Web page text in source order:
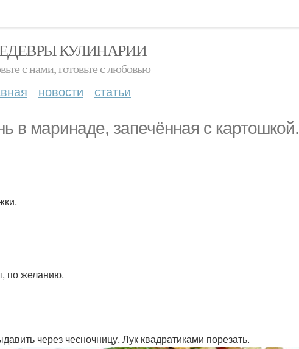
КУЛИНАРИИ
с нами, готовьте с любовью
новости статьи
в маринаде, запечённая с картошкой.
по желанию.
через чесночницу. Лук квадратиками порезать.